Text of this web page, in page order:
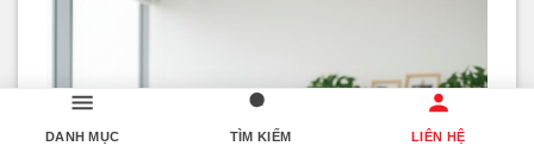
DANH MỤC TÌM KIẾM LIÊN HỆ